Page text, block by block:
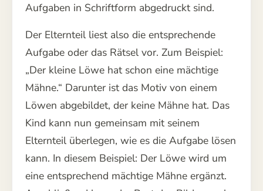
Aufgaben in Schriftform abgedruckt sind.
Der Elternteil liest also die entsprechende
Aufgabe oder das Rätsel vor. Zum Beispiel:
„Der kleine Löwe hat schon eine mächtige
Mähne.“ Darunter ist das Motiv von einem
Löwen abgebildet, der keine Mähne hat. Das
Kind kann nun gemeinsam mit seinem
Elternteil überlegen, wie es die Aufgabe lösen
kann. In diesem Beispiel: Der Löwe wird um
eine entsprechend mächtige Mähne ergänzt.